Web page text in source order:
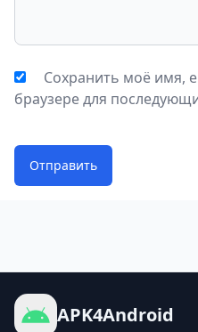
Сохранить моё имя,
браузере для
Отправить
APK4Android